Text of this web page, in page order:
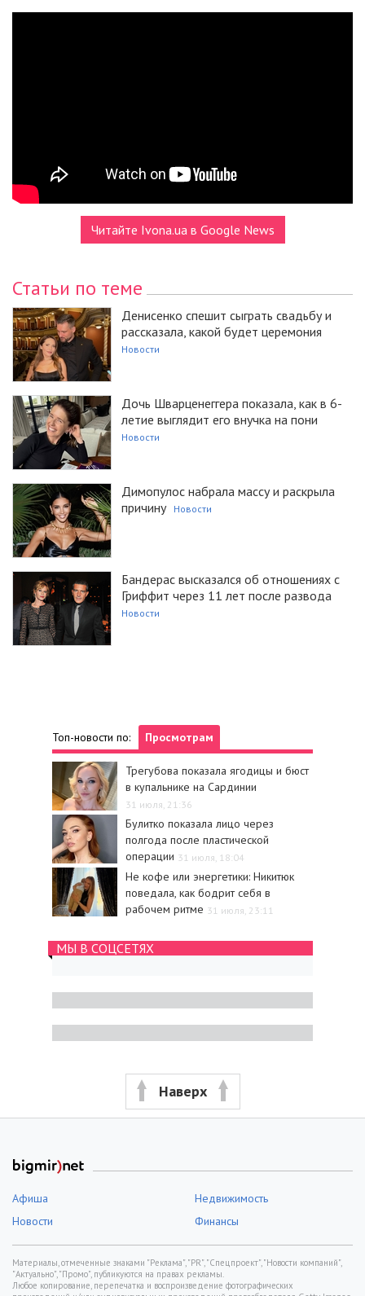
Читайте Ivona.ua в Google News
Статьи по теме
Денисенко спешит сыграть свадьбу и
рассказала, какой будет церемония
Новости
Дочь Шварценеггера показала, как в 6-
летие выглядит его внучка на пони
Новости
Димопулос набрала массу и раскрыла
причину
Новости
Бандерас высказался об отношениях с
Гриффит через 11 лет после развода
Новости
Топ-новости по: Просмотрам
Трегубова показала ягодицы и бюст
в купальнике на Сардинии
31 июля, 21:36
Булитко показала лицо через
полгода после пластической
операции 31 июля, 18:04
Не кофе или энергетики: Никитюк
поведала, как бодрит себя в
рабочем ритме 31 июля, 23:11
МЫ В СОЦСЕТЯХ
Наверх
Афиша
Недвижимость
Новости
Финансы
Материалы, отмеченные знаками "Реклама", "PR", "Спецпроект", "Новости компаний",
"Актуально", "Промо", публикуются на правах рекламы.
Любое копирование, перепечатка и воспроизведение фотографических